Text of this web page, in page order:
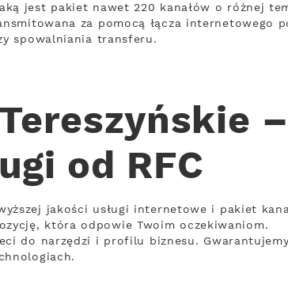
jest pakiet nawet 220 kanałów o różnej
za pomocą łącza internetowego
spowalniania transferu.
od RFC
jakości usługi internetowe i pakiet
która odpowie Twoim oczekiwaniom.
do narzędzi i profilu biznesu.